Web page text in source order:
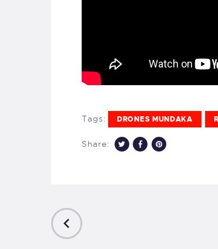
Tags: DRONES MUNDAKA
Share: